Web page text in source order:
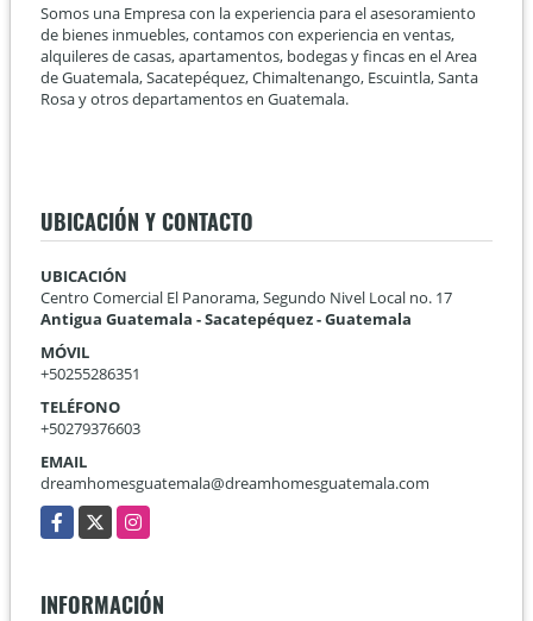
Somos una Empresa con la experiencia para el asesoramiento
de bienes inmuebles, contamos con experiencia en ventas,
alquileres de casas, apartamentos, bodegas y fincas en el Area
de Guatemala, Sacatepéquez, Chimaltenango, Escuintla, Santa
Rosa y otros departamentos en Guatemala.
UBICACIÓN Y CONTACTO
UBICACIÓN
Centro Comercial El Panorama, Segundo Nivel Local no. 17
Antigua Guatemala - Sacatepéquez - Guatemala
MÓVIL
+50255286351
TELÉFONO
+50279376603
EMAIL
dreamhomesguatemala@dreamhomesguatemala.com
Facebook
X Instagram
INFORMACIÓN